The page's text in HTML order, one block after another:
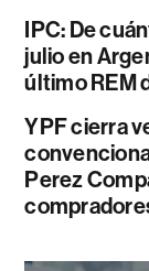
IPC: De
julio en
último REM
YPF cierra
Perez